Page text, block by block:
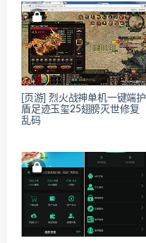
[页游] 烈火战神单机一键端护
盾足迹玉玺25翅膀灭世修复
乱码